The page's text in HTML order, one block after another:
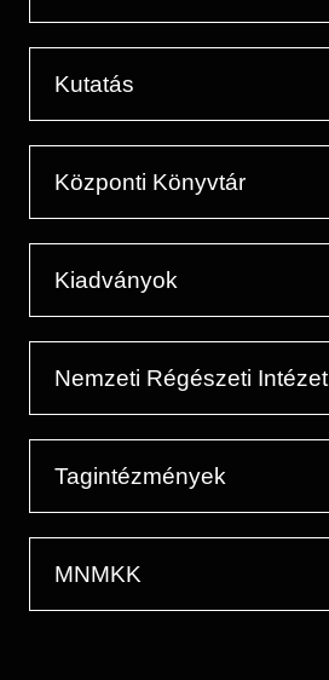
Kutatás
Központi Könyvtár
Kiadványok
Nemzeti Régészeti Intézet
Tagintézmények
MNMKK